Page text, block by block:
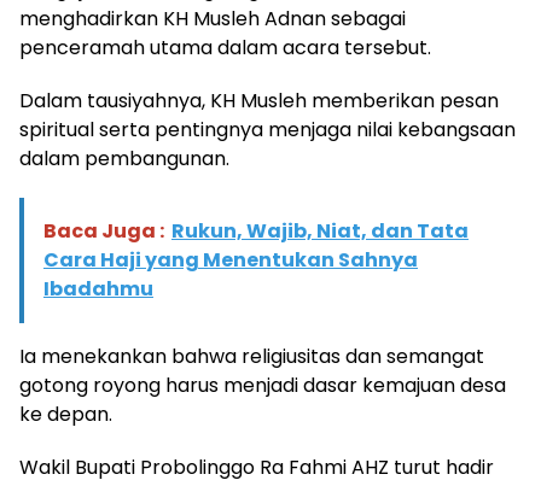
menghadirkan KH Musleh Adnan sebagai
penceramah utama dalam acara tersebut.
Dalam tausiyahnya, KH Musleh memberikan pesan
spiritual serta pentingnya menjaga nilai kebangsaan
dalam pembangunan.
Baca Juga : Rukun, Wajib, Niat, dan Tata
Cara Haji yang Menentukan Sahnya
Ibadahmu
Ia menekankan bahwa religiusitas dan semangat
gotong royong harus menjadi dasar kemajuan desa
ke depan.
Wakil Bupati Probolinggo Ra Fahmi AHZ turut hadir